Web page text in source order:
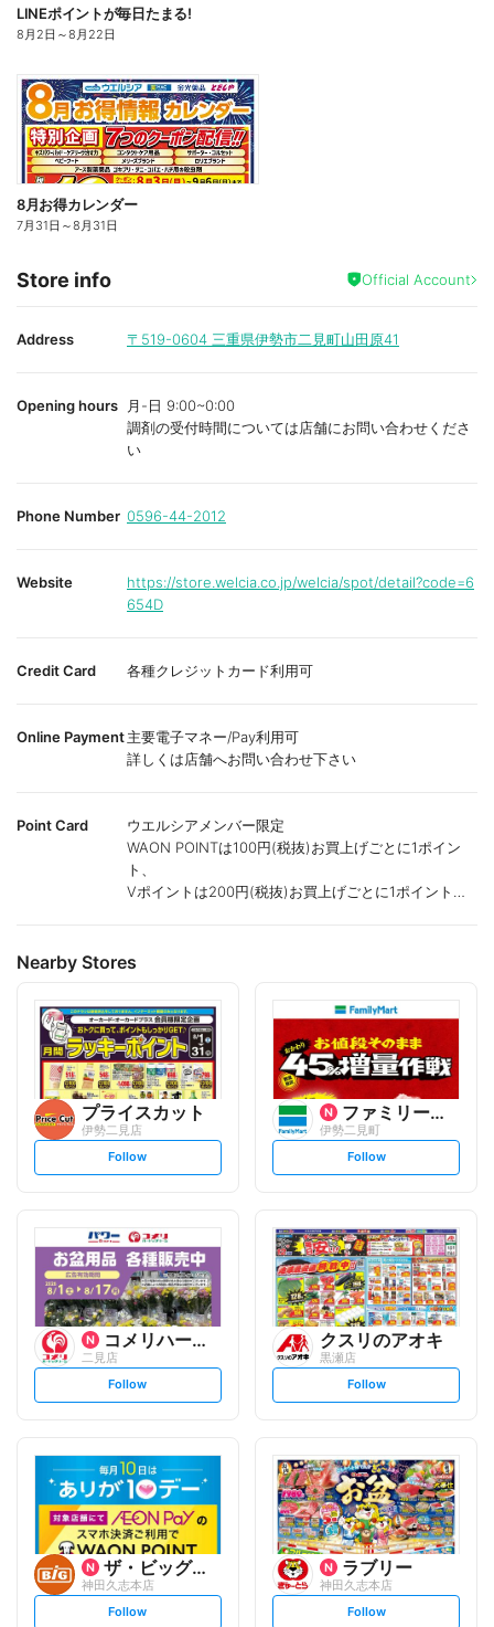
LINEポイントが毎日たまる!
8月2日 ～8月22日
8月お得カレンダー
7月31日 ～8月31日
Store info Official Account
Address 〒519-0604 三重県伊勢市二見町山田原41
Opening hours
月-日 9:00~0:00
調剤の受付時間については店舗にお問い合わせくださ
い
Phone Number 0596-44-2012
Website
https://store.welcia.co.jp/welcia/spot/detail?code=6
654D
Credit Card 各種クレジットカード利用可
Online Payment主要電子マネー/Pay利用可
詳しくは店舗へお問い合わせ下さい
Point Card
ウエルシアメンバー限定
WAON POINTは100円(税抜)お買上げごとに1ポイン
ト、
Vポイントは200円(税抜)お買上げごとに1ポイント進
Nearby Stores
プライスカット
伊勢二見店
s
t
l
o
w
Follow
ファミリーマート
伊勢二見町
s
t
l
o
w
Follow
コメリハード&グリーン
二見店
s
t
l
o
w
Follow
クスリのアオキ
黒瀬店
s
t
l
o
w
Follow
ザ・ビッグエクスプレス
神田久志本店
s
Follow
ラブリー
神田久志本店
s
Follow